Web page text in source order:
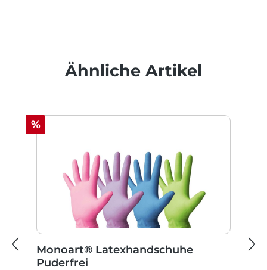
Produktgalerie überspringen
Ähnliche Artikel
Rabatt
%
Monoart® Latexhandschuhe
Puderfrei